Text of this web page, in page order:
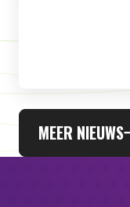
MEER NIEUWS